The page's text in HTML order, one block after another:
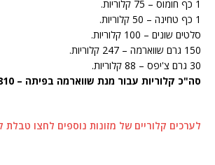
1 כף חומוס – 75 קלוריות.
1 כף טחינה – 50 קלוריות.
סלטים שונים – 100 קלוריות.
150 גרם שווארמה – 247 קלוריות.
30 גרם צ'יפס – 88 קלוריות.
סה"כ קלוריות עבור מנת שווארמה בפיתה – 810 קלוריות.
לערכים קלוריים של מזונות נוספים לחצו טבלת